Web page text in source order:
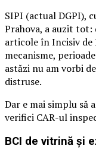
SIPI (actual DGPI),
Prahova, a auzit
articole în Incisiv de
mecanisme,
astăzi nu am vorbi
distruse.
Dar e mai simplu să
verifici CAR-ul
BCI de vitrină și